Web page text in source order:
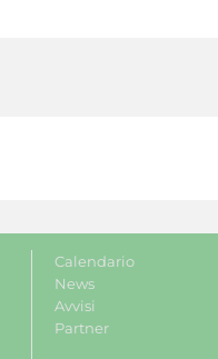
Calendario
News
Avvisi
Partner